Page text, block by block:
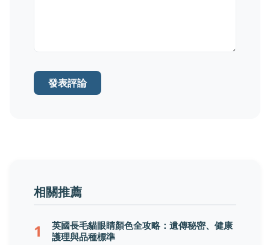
發表評論
相關推薦
1
英國長毛貓眼睛顏色全攻略：遺傳秘密、健康
護理與品種標準